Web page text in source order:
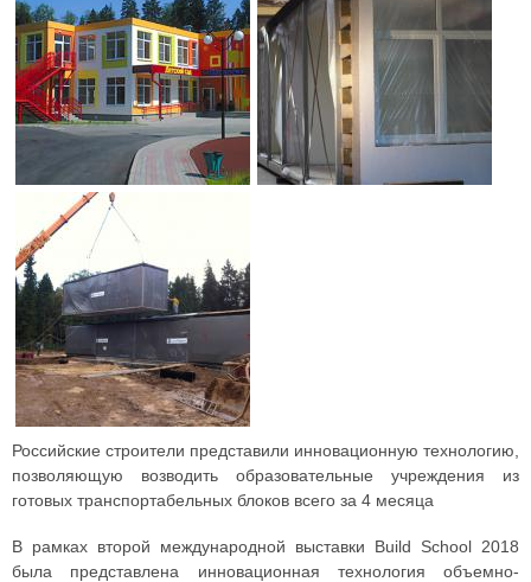
Российские строители представили инновационную технологию,
позволяющую возводить образовательные учреждения из
готовых транспортабельных блоков всего за 4 месяца
В рамках второй международной выставки Build School 2018
была представлена инновационная технология объемно-